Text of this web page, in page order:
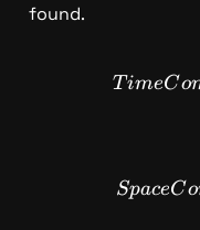
found.
T imeCo
SpaceCo